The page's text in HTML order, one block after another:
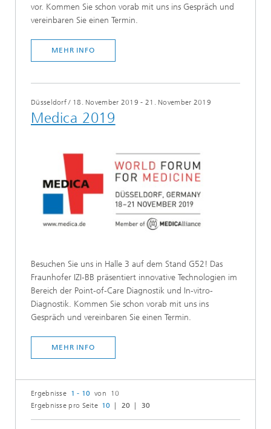
vor. Kommen Sie schon vorab mit uns ins Gespräch und
vereinbaren Sie einen Termin.
MEHR INFO
Düsseldorf/ 18. November 2019 - 21. November 2019
Medica 2019
Besuchen Sie uns in Halle 3 auf dem Stand G52! Das
Fraunhofer IZI-BB präsentiert innovative Technologien im
Bereich der Point-of-Care Diagnostik und In-vitro-
Diagnostik. Kommen Sie schon vorab mit uns ins
Gespräch und vereinbaren Sie einen Termin.
MEHR INFO
Ergebnisse 1 - 10 von 10
Ergebnisse pro Seite 10 20 30